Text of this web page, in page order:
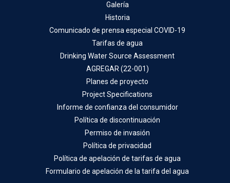
Galería
Historia
Comunicado de prensa especial COVID-19
Tarifas de agua
Drinking Water Source Assessment
AGREGAR (22-001)
Planes de proyecto
Project Specifications
Informe de confianza del consumidor
Política de discontinuación
Permiso de invasión
Política de privacidad
Política de apelación de tarifas de agua
Formulario de apelación de la tarifa del agua